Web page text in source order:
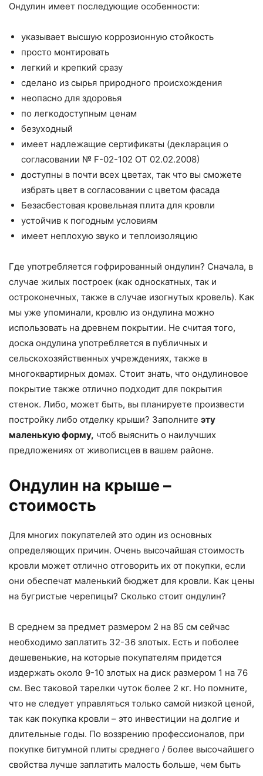
Ондулин имеет последующие особенности:
указывает высшую коррозионную стойкость
просто монтировать
легкий и крепкий сразу
сделано из сырья природного происхождения
неопасно для здоровья
по легкодоступным ценам
безуходный
имеет надлежащие сертификаты (декларация о
согласовании № F-02-102 ОТ 02.02.2008)
доступны в почти всех цветах, так что вы сможете
избрать цвет в согласовании с цветом фасада
Безасбестовая кровельная плита для кровли
устойчив к погодным условиям
имеет неплохую звуко и теплоизоляцию
Где употребляется гофрированный ондулин? Сначала, в
случае жилых построек (как односкатных, так и
остроконечных, также в случае изогнутых кровель). Как
мы уже упоминали, кровлю из ондулина можно
использовать на древнем покрытии. Не считая того,
доска ондулина употребляется в публичных и
сельскохозяйственных учреждениях, также в
многоквартирных домах. Стоит знать, что ондулиновое
покрытие также отлично подходит для покрытия
стенок. Либо, может быть, вы планируете произвести
постройку либо отделку крыши? Заполните эту
маленькую форму, чтоб выяснить о наилучших
предложениях от живописцев в вашем районе.
Ондулин на крыше –
стоимость
Для многих покупателей это один из основных
определяющих причин. Очень высочайшая стоимость
кровли может отлично отговорить их от покупки, если
они обеспечат маленький бюджет для кровли. Как цены
на бугристые черепицы? Сколько стоит ондулин?
В среднем за предмет размером 2 на 85 см сейчас
необходимо заплатить 32-36 злотых. Есть и поболее
дешевенькие, на которые покупателям придется
издержать около 9-10 злотых на диск размером 1 на 76
см. Вес таковой тарелки чуток более 2 кг. Но помните,
что не следует управляться только самой низкой ценой,
так как покупка кровли – это инвестиции на долгие и
длительные годы. По воззрению профессионалов, при
покупке битумной плиты среднего / более высочайшего
свойства лучше заплатить малость больше, чем быть